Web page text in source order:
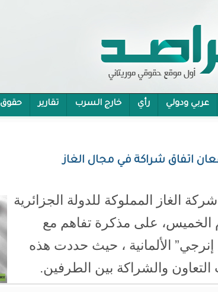
عربي ودولي رأي خارج السرب تقارير حقوق
تفوح منه رائحة الاحكام الشمولية
اتفاق شراكة في مجال الغاز
الغاز المملوكة للدولة الجزائرية
الخميس، على مذكرة تفاهم مع
الألمانية ، حيث حددت هذه
التعاون والشراكة بين الطرفين.